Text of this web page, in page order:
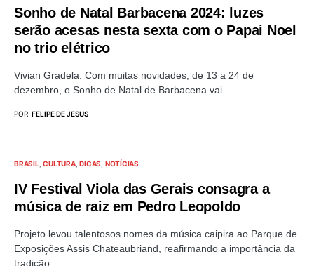
Sonho de Natal Barbacena 2024: luzes
serão acesas nesta sexta com o Papai Noel
no trio elétrico
Vivian Gradela. Com muitas novidades, de 13 a 24 de
dezembro, o Sonho de Natal de Barbacena vai…
POR FELIPE DE JESUS
BRASIL CULTURA DICAS NOTÍCIAS
IV Festival Viola das Gerais consagra a
música de raiz em Pedro Leopoldo
Projeto levou talentosos nomes da música caipira ao Parque de
Exposições Assis Chateaubriand, reafirmando a importância da
tradição…